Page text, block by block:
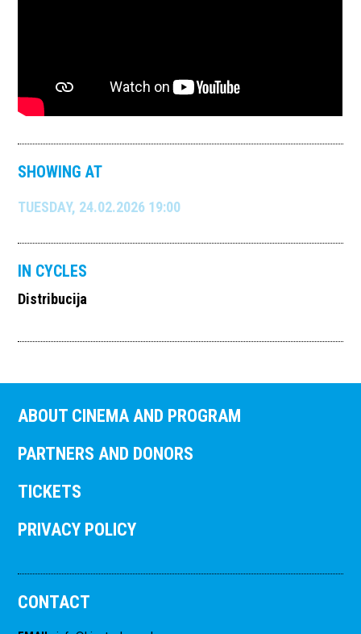
SHOWING AT
TUESDAY, 24.02.2026 19:00
IN CYCLES
Distribucija
ABOUT CINEMA AND PROGRAM
PARTNERS AND DONORS
TICKETS
PRIVACY POLICY
CONTACT